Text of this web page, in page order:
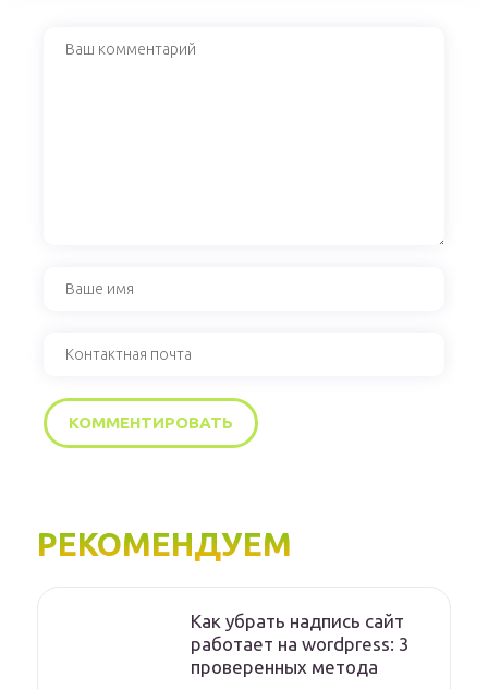
РЕКОМЕНДУЕМ
Как убрать надпись сайт
работает на wordpress: 3
проверенных метода